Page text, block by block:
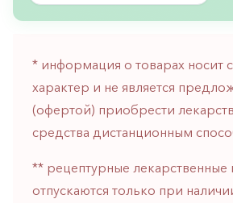
Тромбозы
Урология
Ухо-
горло-
нос
Хирургия
* информация о товарах носит
характер и не является
(офертой) приобрести
средства дистанционным
** рецептурные лекарственные
отпускаются только при